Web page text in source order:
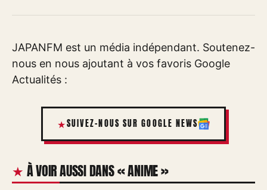
JAPANFM est un média indépendant. Soutenez-
nous en nous ajoutant à vos favoris Google
Actualités :
SUIVEZ-NOUS SUR GOOGLE NEWS
À VOIR AUSSI DANS « ANIME »